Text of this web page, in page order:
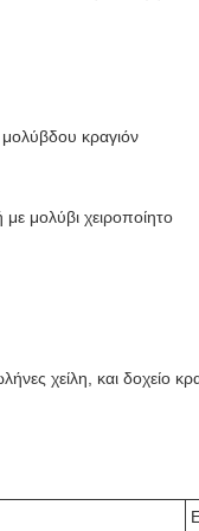
κραγιόν
μολύβι χειροποίητο
χείλη, και δοχείο